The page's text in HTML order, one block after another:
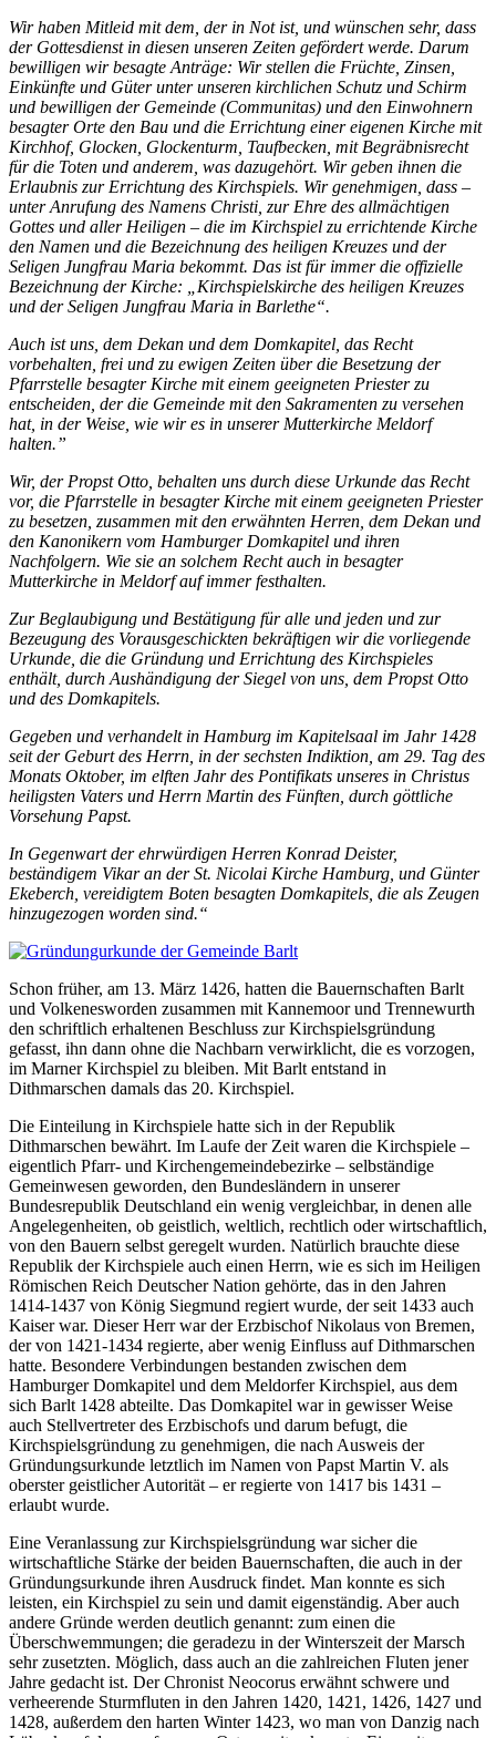
Wir haben Mitleid mit dem, der in Not ist, und wünschen sehr, dass
der Gottesdienst in diesen unseren Zeiten gefördert werde. Darum
bewilligen wir besagte Anträge: Wir stellen die Früchte, Zinsen,
Einkünfte und Güter unter unseren kirchlichen Schutz und Schirm
und bewilligen der Gemeinde (Communitas) und den Einwohnern
besagter Orte den Bau und die Errichtung einer eigenen Kirche mit
Kirchhof, Glocken, Glockenturm, Taufbecken, mit Begräbnisrecht
für die Toten und anderem, was dazugehört. Wir geben ihnen die
Erlaubnis zur Errichtung des Kirchspiels. Wir genehmigen, dass –
unter Anrufung des Namens Christi, zur Ehre des allmächtigen
Gottes und aller Heiligen – die im Kirchspiel zu errichtende Kirche
den Namen und die Bezeichnung des heiligen Kreuzes und der
Seligen Jungfrau Maria bekommt. Das ist für immer die offizielle
Bezeichnung der Kirche: „Kirchspielskirche des heiligen Kreuzes
und der Seligen Jungfrau Maria in Barlethe“.
Auch ist uns, dem Dekan und dem Domkapitel, das Recht
vorbehalten, frei und zu ewigen Zeiten über die Besetzung der
Pfarrstelle besagter Kirche mit einem geeigneten Priester zu
entscheiden, der die Gemeinde mit den Sakramenten zu versehen
hat, in der Weise, wie wir es in unserer Mutterkirche Meldorf
halten.”
Wir, der Propst Otto, behalten uns durch diese Urkunde das Recht
vor, die Pfarrstelle in besagter Kirche mit einem geeigneten Priester
zu besetzen, zusammen mit den erwähnten Herren, dem Dekan und
den Kanonikern vom Hamburger Domkapitel und ihren
Nachfolgern. Wie sie an solchem Recht auch in besagter
Mutterkirche in Meldorf auf immer festhalten.
Zur Beglaubigung und Bestätigung für alle und jeden und zur
Bezeugung des Vorausgeschickten bekräftigen wir die vorliegende
Urkunde, die die Gründung und Errichtung des Kirchspieles
enthält, durch Aushändigung der Siegel von uns, dem Propst Otto
und des Domkapitels.
Gegeben und verhandelt in Hamburg im Kapitelsaal im Jahr 1428
seit der Geburt des Herrn, in der sechsten Indiktion, am 29. Tag des
Monats Oktober, im elften Jahr des Pontifikats unseres in Christus
heiligsten Vaters und Herrn Martin des Fünften, durch göttliche
Vorsehung Papst.
In Gegenwart der ehrwürdigen Herren Konrad Deister,
beständigem Vikar an der St. Nicolai Kirche Hamburg, und Günter
Ekeberch, vereidigtem Boten besagten Domkapitels, die als Zeugen
hinzugezogen worden sind.“
Schon früher, am 13. März 1426, hatten die Bauernschaften Barlt
und Volkenesworden zusammen mit Kannemoor und Trennewurth
den schriftlich erhaltenen Beschluss zur Kirchspielsgründung
gefasst, ihn dann ohne die Nachbarn verwirklicht, die es vorzogen,
im Marner Kirchspiel zu bleiben. Mit Barlt entstand in
Dithmarschen damals das 20. Kirchspiel.
Die Einteilung in Kirchspiele hatte sich in der Republik
Dithmarschen bewährt. Im Laufe der Zeit waren die Kirchspiele –
eigentlich Pfarr- und Kirchengemeindebezirke – selbständige
Gemeinwesen geworden, den Bundesländern in unserer
Bundesrepublik Deutschland ein wenig vergleichbar, in denen alle
Angelegenheiten, ob geistlich, weltlich, rechtlich oder wirtschaftlich,
von den Bauern selbst geregelt wurden. Natürlich brauchte diese
Republik der Kirchspiele auch einen Herrn, wie es sich im Heiligen
Römischen Reich Deutscher Nation gehörte, das in den Jahren
1414-1437 von König Siegmund regiert wurde, der seit 1433 auch
Kaiser war. Dieser Herr war der Erzbischof Nikolaus von Bremen,
der von 1421-1434 regierte, aber wenig Einfluss auf Dithmarschen
hatte. Besondere Verbindungen bestanden zwischen dem
Hamburger Domkapitel und dem Meldorfer Kirchspiel, aus dem
sich Barlt 1428 abteilte. Das Domkapitel war in gewisser Weise
auch Stellvertreter des Erzbischofs und darum befugt, die
Kirchspielsgründung zu genehmigen, die nach Ausweis der
Gründungsurkunde letztlich im Namen von Papst Martin V. als
oberster geistlicher Autorität – er regierte von 1417 bis 1431 –
erlaubt wurde.
Eine Veranlassung zur Kirchspielsgründung war sicher die
wirtschaftliche Stärke der beiden Bauernschaften, die auch in der
Gründungsurkunde ihren Ausdruck findet. Man konnte es sich
leisten, ein Kirchspiel zu sein und damit eigenständig. Aber auch
andere Gründe werden deutlich genannt: zum einen die
Überschwemmungen; die geradezu in der Winterszeit der Marsch
sehr zusetzten. Möglich, dass auch an die zahlreichen Fluten jener
Jahre gedacht ist. Der Chronist Neocorus erwähnt schwere und
verheerende Sturmfluten in den Jahren 1420, 1421, 1426, 1427 und
1428, außerdem den harten Winter 1423, wo man von Danzig nach